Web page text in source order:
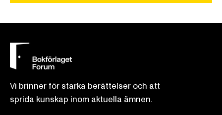
Vi brinner för starka berättelser och att
sprida kunskap inom aktuella ämnen.